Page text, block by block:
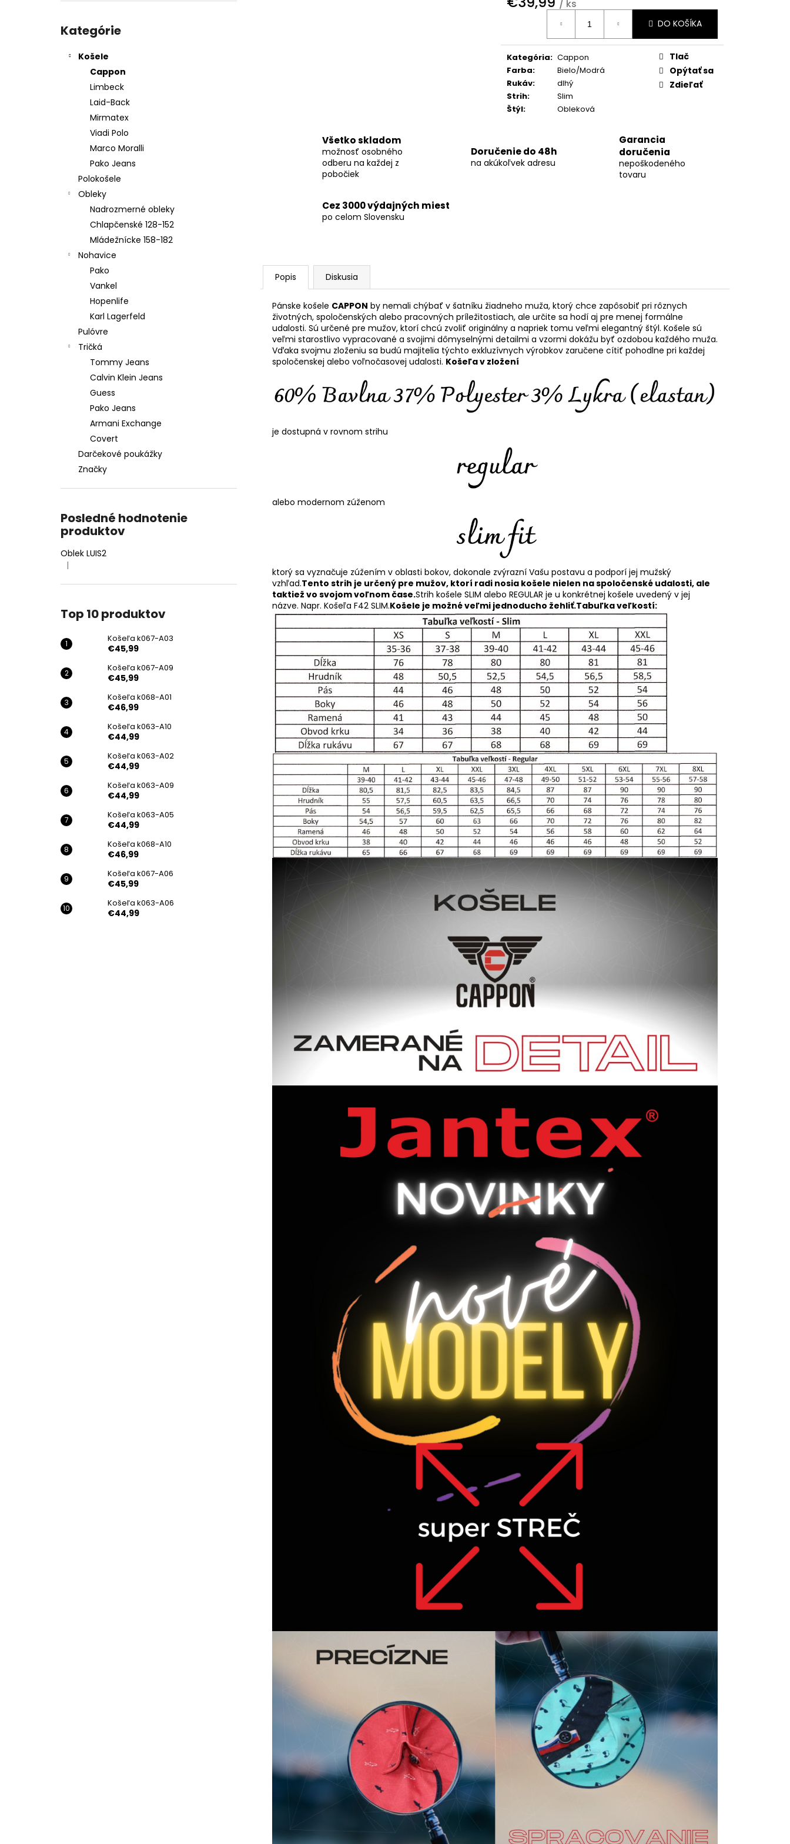
kategórie
Kategórie
Košele
Cappon
Limbeck
Laid-Back
Mirmatex
Viadi Polo
Marco Moralli
Pako Jeans
Polokošele
Obleky
Nadrozmerné obleky
Chlapčenské 128-152
Mládežnícke 158-182
Nohavice
Pako
Vankel
Hopenlife
Karl Lagerfeld
Pulóvre
Tričká
Tommy Jeans
Calvin Klein Jeans
Guess
Pako Jeans
Armani Exchange
Covert
Darčekové poukážky
Značky
Posledné hodnotenie
produktov
Oblek LUIS2
Hodnotenie produktu je 4 z 5 hviezdičiek.
|
Top 10 produktov
Košeľa k067-A03
€45,99
Košeľa k067-A09
€45,99
Košeľa k068-A01
€46,99
Košeľa k063-A10
€44,99
Košeľa k063-A02
€44,99
Košeľa k063-A09
€44,99
Košeľa k063-A05
€44,99
Košeľa k068-A10
€46,99
Košeľa k067-A06
€45,99
Košeľa k063-A06
€44,99
/ ks
Jednotková
DO KOŠÍKA
Kategória: Cappon
Farba:
Bielo/Modrá
Rukáv:
dlhý
Strih:
Slim
Štýl: Obleková
Tlač
Opýtať sa
Zdieľať
Všetko skladom
možnosť osobného
odberu na každej z
pobočiek
Doručenie do 48h
na akúkoľvek adresu
Garancia
doručenia
nepoškodeného
tovaru
Cez 3000 výdajných miest
po celom Slovensku
Popis Diskusia
Pánske košele CAPPON by nemali chýbať v šatníku žiadneho muža, ktorý chce zapôsobiť pri rôznych
životných, spoločenských alebo pracovných príležitostiach, ale určite sa hodí aj pre menej formálne
udalosti. Sú určené pre mužov, ktorí chcú zvoliť originálny a napriek tomu veľmi elegantný štýl. Košele sú
veľmi starostlivo vypracované a svojimi dômyselnými detailmi a vzormi dokážu byť ozdobou každého muža.
Vďaka svojmu zloženiu sa budú majitelia týchto exkluzívnych výrobkov zaručene cítiť pohodlne pri každej
spoločenskej alebo voľnočasovej udalosti. Košeľa v zložení
je dostupná v rovnom strihu
alebo modernom zúženom
ktorý sa vyznačuje zúžením v oblasti bokov, dokonale zvýrazní Vašu postavu a podporí jej mužský
vzhľad.Tento strih je určený pre mužov, ktorí radi nosia košele nielen na spoločenské udalosti, ale
taktiež vo svojom voľnom čase.Strih košele SLIM alebo REGULAR je u konkrétnej košele uvedený v jej
názve. Napr. Košeľa F42 SLIM.Košele je možné veľmi jednoducho žehliť.Tabuľka veľkostí:
KOŠEĽA K067-A03
KOŠEĽA K068-A01